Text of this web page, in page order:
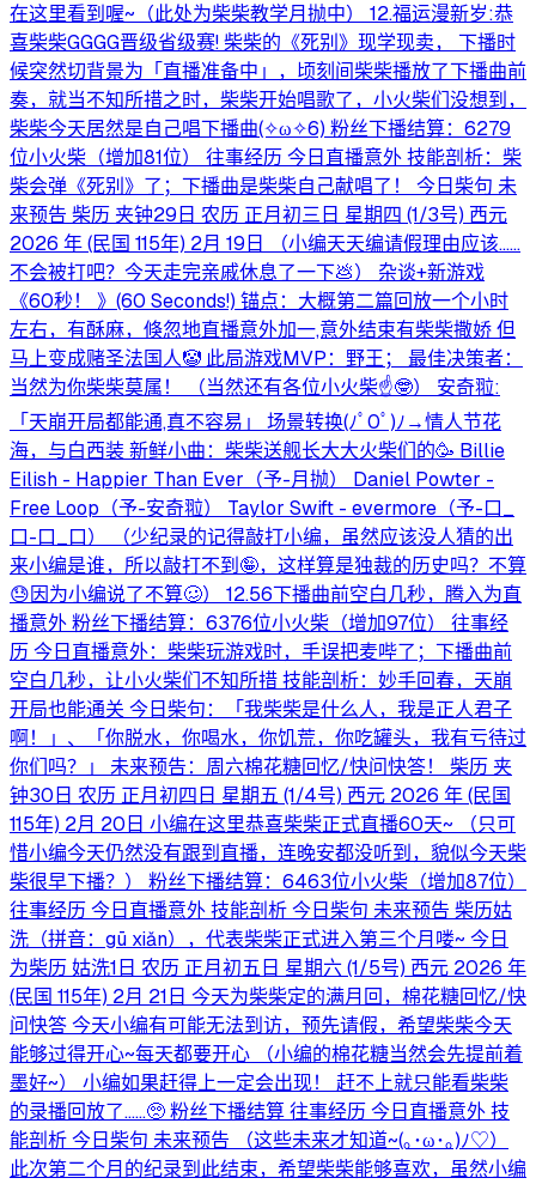
在这里看到喔~（此处为柴柴教学月抛中） 12.福运漫新岁:恭
喜柴柴GGGG晋级省级赛! 柴柴的《死别》现学现卖， 下播时
候突然切背景为「直播准备中」，顷刻间柴柴播放了下播曲前
奏，就当不知所措之时，柴柴开始唱歌了，小火柴们没想到，
柴柴今天居然是自己唱下播曲(⁠⁠✧⁠ω⁠✧6⁠)⁠ 粉丝下播结算：6279
位小火柴（增加81位） 往事经历 今日直播意外 技能剖析：柴
柴会弹《死别》了；下播曲是柴柴自己献唱了！ 今日柴句 未
来预告 柴历 夹钟29日 农历 正月初三日 星期四 (1/3号) 西元
2026 年 (民国 115年) 2月 19日 （小编天天编请假理由应该……
不会被打吧？今天走完亲戚休息了一下💩） 杂谈+新游戏
《60秒！ 》(60 Seconds!) 锚点：大概第二篇回放一个小时
左右，有酥麻，倏忽地直播意外加一,意外结束有柴柴撒娇 但
马上变成赌圣法国人🤡 此局游戏MVP：野王； 最佳决策者：
当然为你柴柴莫属！ （当然还有各位小火柴☝️🤓） 安奇翋:
「天崩开局都能通,真不容易」 场景转换(⁠ﾉﾟ⁠0ﾟ⁠)⁠ﾉ⁠→情人节花
海，与白西装 新鲜小曲：柴柴送舰长大大火柴们的🥳 Billie
Eilish - Happier Than Ever（予-月抛） Daniel Powter -
Free Loop（予-安奇翋） Taylor Swift - evermore（予-口_
口-口_口） （少纪录的记得敲打小编，虽然应该没人猜的出
来小编是谁，所以敲打不到🤪，这样算是独裁的历史吗？不算
😓因为小编说了不算🥴） 12.56下播曲前空白几秒，腾入为直
播意外 粉丝下播结算：6376位小火柴（增加97位） 往事经
历 今日直播意外：柴柴玩游戏时，手误把麦哔了；下播曲前
空白几秒，让小火柴们不知所措 技能剖析：妙手回春，天崩
开局也能通关 今日柴句：「我柴柴是什么人，我是正人君子
啊！」、「你脱水，你喝水，你饥荒，你吃罐头，我有亏待过
你们吗？」 未来预告：周六棉花糖回忆/快问快答！ 柴历 夹
钟30日 农历 正月初四日 星期五 (1/4号) 西元 2026 年 (民国
115年) 2月 20日 小编在这里恭喜柴柴正式直播60天~ （只可
惜小编今天仍然没有跟到直播，连晚安都没听到，貌似今天柴
柴很早下播？） 粉丝下播结算：6463位小火柴（增加87位）
往事经历 今日直播意外 技能剖析 今日柴句 未来预告 柴历姑
洗（拼音：gū xiǎn），代表柴柴正式进入第三个月喽~ 今日
为柴历 姑洗1日 农历 正月初五日 星期六 (1/5号) 西元 2026 年
(民国 115年) 2月 21日 今天为柴柴定的满月回，棉花糖回忆/快
问快答 今天小编有可能无法到访，预先请假，希望柴柴今天
能够过得开心~每天都要开心 （小编的棉花糖当然会先提前着
墨好~） 小编如果赶得上一定会出现！ 赶不上就只能看柴柴
的录播回放了……🥺 粉丝下播结算 往事经历 今日直播意外 技
能剖析 今日柴句 未来预告 （这些未来才知道~(⁠｡⁠･⁠ω⁠･⁠｡⁠)⁠ﾉ⁠♡）
此次第二个月的纪录到此结束，希望柴柴能够喜欢，虽然小编